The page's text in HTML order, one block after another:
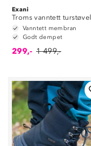
Exani
Troms vanntett turstøvel
Vanntett membran
Godt dempet
299,- 1 499,-